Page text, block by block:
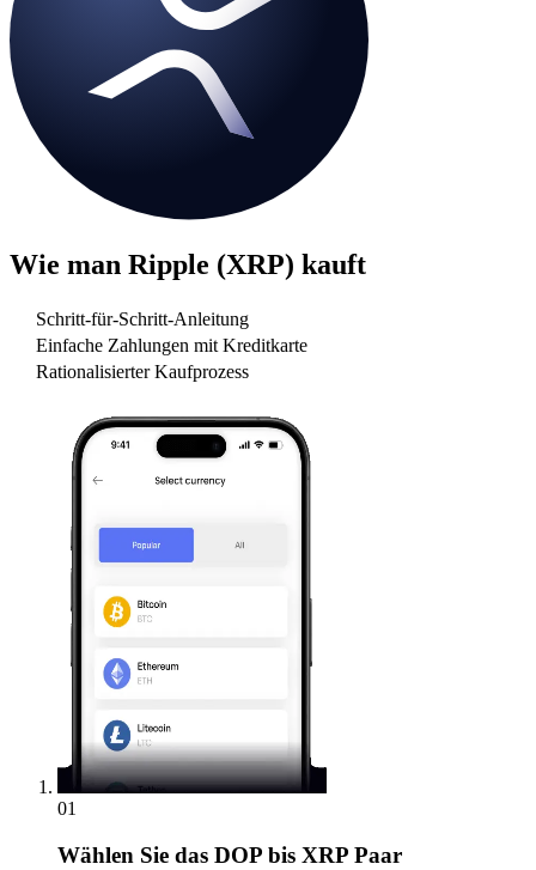
Wie man Ripple (XRP) kauft
Schritt-für-Schritt-Anleitung
Einfache Zahlungen mit Kreditkarte
Rationalisierter Kaufprozess
01
Wählen Sie das DOP bis XRP Paar